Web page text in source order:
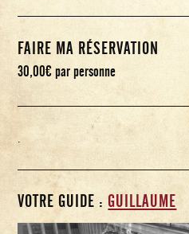
FAIRE MA RÉSERVATION
30,00€par personne
VOTRE GUIDE : GUILLAUME